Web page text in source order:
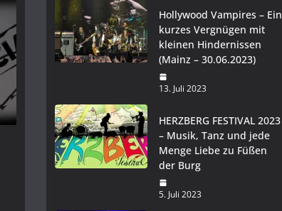
Hollywood Vampires – Ein
kurzes Vergnügen mit
kleinen Hindernissen
(Mainz – 30.06.2023)
13. Juli 2023
HERZBERG FESTIVAL 2023
– Musik, Tanz und jede
Menge Liebe zu Füßen
der Burg
5. Juli 2023